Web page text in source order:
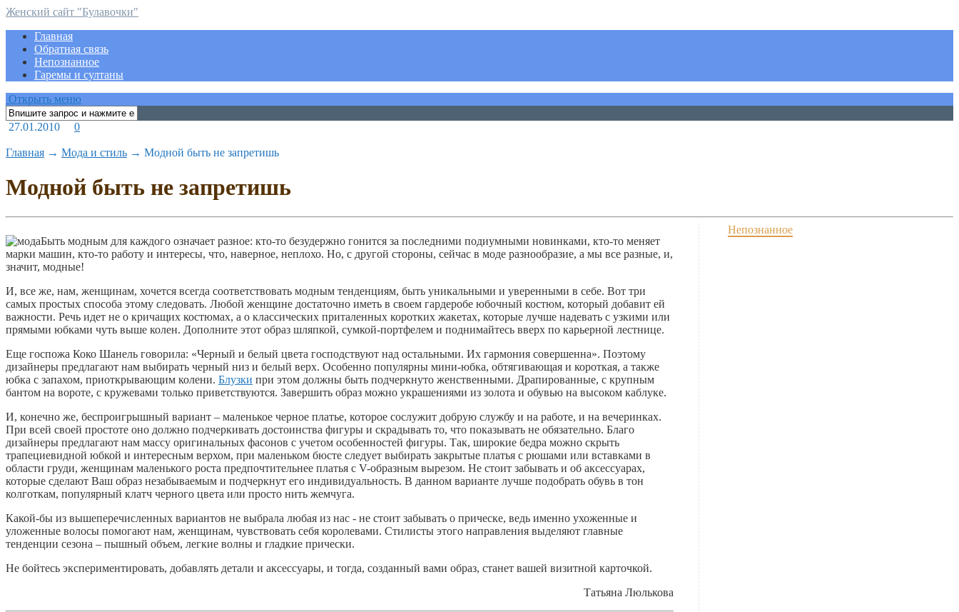
Женский сайт "Булавочки"
Главная
Обратная связь
Непознанное
Гаремы и султаны
Открыть меню
27.01.2010 0
Главная → Мода и стиль → Модной быть не запретишь
Модной быть не запретишь
Быть модным для каждого означает разное: кто-то безудержно гонится за последними подиумными новинками, кто-то меняет
марки машин, кто-то работу и интересы, что, наверное, неплохо. Но, с другой стороны, сейчас в моде разнообразие, а мы все разные, и,
значит, модные!
И, все же, нам, женщинам, хочется всегда соответствовать модным тенденциям, быть уникальными и уверенными в себе. Вот три
самых простых способа этому следовать. Любой женщине достаточно иметь в своем гардеробе юбочный костюм, который добавит ей
важности. Речь идет не о кричащих костюмах, а о классических приталенных коротких жакетах, которые лучше надевать с узкими или
прямыми юбками чуть выше колен. Дополните этот образ шляпкой, сумкой-портфелем и поднимайтесь вверх по карьерной лестнице.
Еще госпожа Коко Шанель говорила: «Черный и белый цвета господствуют над остальными. Их гармония совершенна». Поэтому
дизайнеры предлагают нам выбирать черный низ и белый верх. Особенно популярны мини-юбка, обтягивающая и короткая, а также
юбка с запахом, приоткрывающим колени. Блузки при этом должны быть подчеркнуто женственными. Драпированные, с крупным
бантом на вороте, с кружевами только приветствуются. Завершить образ можно украшениями из золота и обувью на высоком каблуке.
И, конечно же, беспроигрышный вариант – маленькое черное платье, которое сослужит добрую службу и на работе, и на вечеринках.
При всей своей простоте оно должно подчеркивать достоинства фигуры и скрадывать то, что показывать не обязательно. Благо
дизайнеры предлагают нам массу оригинальных фасонов с учетом особенностей фигуры. Так, широкие бедра можно скрыть
трапециевидной юбкой и интересным верхом, при маленьком бюсте следует выбирать закрытые платья с рюшами или вставками в
области груди, женщинам маленького роста предпочтительнее платья с V-образным вырезом. Не стоит забывать и об аксессуарах,
которые сделают Ваш образ незабываемым и подчеркнут его индивидуальность. В данном варианте лучше подобрать обувь в тон
колготкам, популярный клатч черного цвета или просто нить жемчуга.
Какой-бы из вышеперечисленных вариантов не выбрала любая из нас - не стоит забывать о прическе, ведь именно ухоженные и
уложенные волосы помогают нам, женщинам, чувствовать себя королевами. Стилисты этого направления выделяют главные
тенденции сезона – пышный объем, легкие волны и гладкие прически.
Не бойтесь экспериментировать, добавлять детали и аксессуары, и тогда, созданный вами образ, станет вашей визитной карточкой.
Татьяна Люлькова
Непознанное